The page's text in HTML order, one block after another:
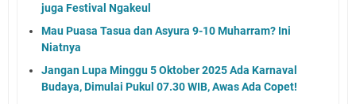
juga Festival Ngakeul
Mau Puasa Tasua dan Asyura 9-10 Muharram? Ini
Niatnya
Jangan Lupa Minggu 5 Oktober 2025 Ada Karnaval
Budaya, Dimulai Pukul 07.30 WIB, Awas Ada Copet!